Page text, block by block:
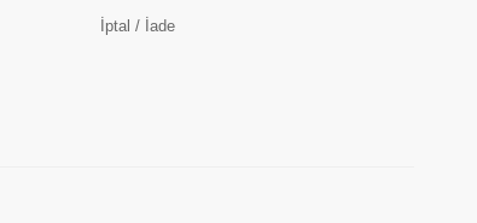
İptal / İade